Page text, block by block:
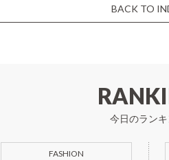
BACK TO
今日のラン
FASHION